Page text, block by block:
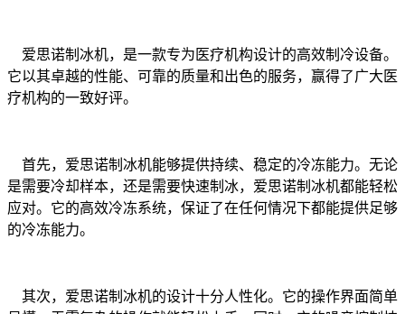
爱思诺制冰机，是一款专为医疗机构设计的高效制冷设备。
它以其卓越的性能、可靠的质量和出色的服务，赢得了广大医
疗机构的一致好评。
首先，爱思诺制冰机能够提供持续、稳定的冷冻能力。无论
是需要冷却样本，还是需要快速制冰，爱思诺制冰机都能轻松
应对。它的高效冷冻系统，保证了在任何情况下都能提供足够
的冷冻能力。
其次，爱思诺制冰机的设计十分人性化。它的操作界面简单